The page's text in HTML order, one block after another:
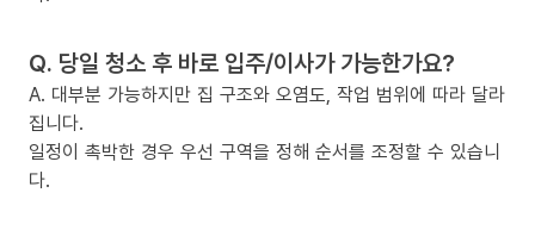
Q. 당일 청소 후 바로 입주/이사가 가능한가요?
A. 대부분 가능하지만 집 구조와 오염도, 작업 범위에 따라 달라
집니다.
일정이 촉박한 경우 우선 구역을 정해 순서를 조정할 수 있습니
다.